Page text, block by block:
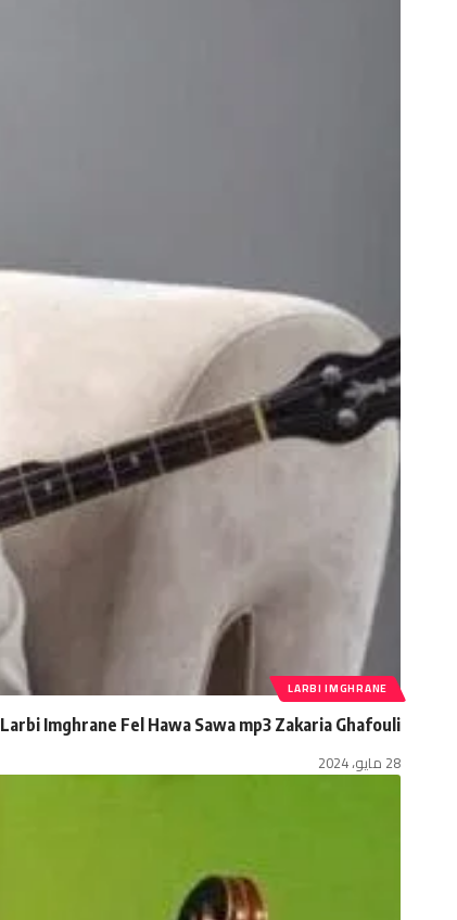
LARBI IMGHRANE
Larbi Imghrane Fel Hawa Sawa mp3 Zakaria Ghafouli
28 مايو، 2024